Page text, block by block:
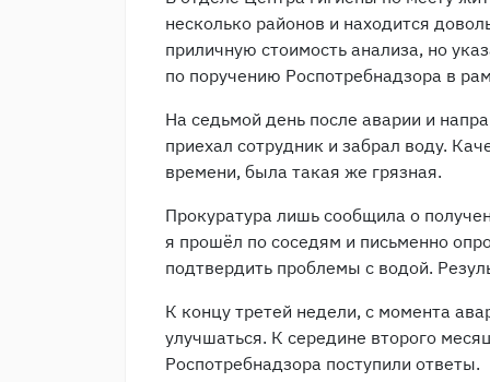
несколько районов и находится
приличную стоимость анализа, но
по поручению Роспотребнадзора в
На седьмой день после аварии и
приехал сотрудник и забрал воду.
времени, была такая же грязная.
Прокуратура лишь сообщила о
я прошёл по соседям и письменно
подтвердить проблемы с водой.
К концу третей недели, с момента
улучшаться. К середине второго
Роспотребнадзора поступили ответы.